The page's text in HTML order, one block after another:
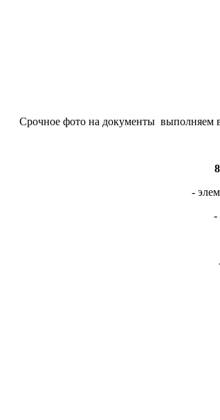
9.
Срочное фото на документы выполняем
8. С О
-
-
-